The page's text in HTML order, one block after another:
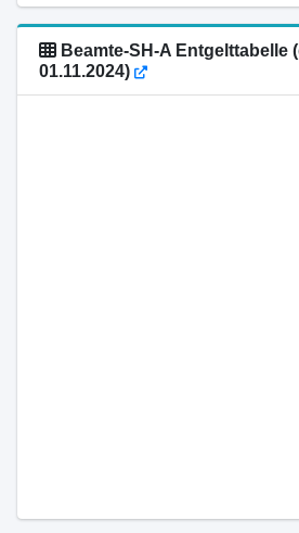
Beamte-SH-A Entgelttabelle
01.11.2024)